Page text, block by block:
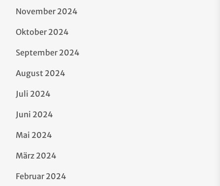
November 2024
Oktober 2024
September 2024
August 2024
Juli 2024
Juni 2024
Mai 2024
März 2024
Februar 2024